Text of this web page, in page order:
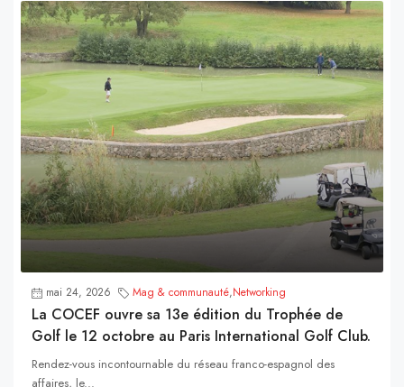
mai 24, 2026 Mag & communauté,Networking
La COCEF ouvre sa 13e édition du Trophée de
Golf le 12 octobre au Paris International Golf Club.
Rendez-vous incontournable du réseau franco-espagnol des
affaires, le...